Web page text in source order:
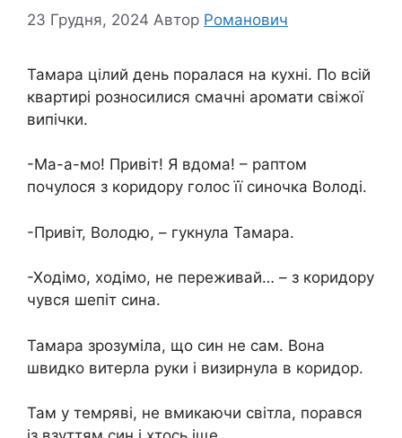
23 Грудня, 2024 Автор Романович
Тамара цілий день поралася на кухні. По всій
квартирі розносилися смачні аромати свіжої
випічки.
-Ма-а-мо! Привіт! Я вдома! – раптом
почулося з коридору голос її синочка Володі.
-Привіт, Володю, – гукнула Тамара.
-Ходімо, ходімо, не переживай… – з коридору
чувся шепіт сина.
Тамара зрозуміла, що син не сам. Вона
швидко витерла руки і визирнула в коридор.
Там у темряві, не вмикаючи світла, порався